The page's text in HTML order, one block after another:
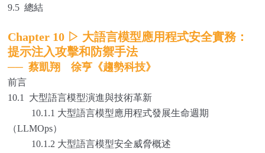
9.5 總結
Chapter 10 ▷ 大語言模型應用程式安全實務：
提示注入攻擊和防禦手法
── 蔡凱翔 徐亨《趨勢科技》
前言
10.1 大型語言模型演進與技術革新
10.1.1 大型語言模型應用程式發展生命週期
（LLMOps）
10.1.2 大型語言模型安全威脅概述